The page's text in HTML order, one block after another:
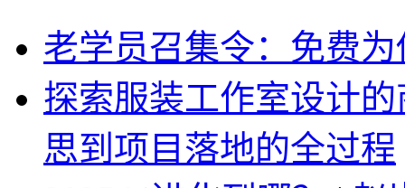
老学员召集令：免费
探索服装工作室设计
思到项目落地的全过程